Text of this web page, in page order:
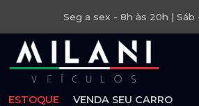
Seg a sex - 8h às 20h | Sáb
ESTOQUE VENDA SEU CARRO